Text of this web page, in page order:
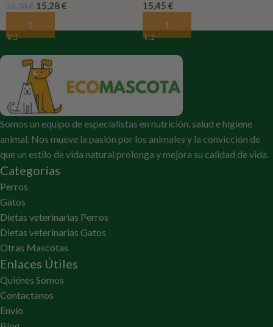
18,38€ 15,28€
Añadir Al Carrito
15,45 €
Añadir Al Carrito
Somos un equipo de especialistas en nutrición, salud e higiene
animal. Nos mueve la pasión por los animales y la convicción de
que un estilo de vida natural prolonga y mejora su calidad de vida.
Categorías
Perros
Gatos
Dietas veterinarias Perros
Dietas veterinarias Gatos
Otras Mascotas
Enlaces Útiles
Quiénes Somos
Contactanos
Envío